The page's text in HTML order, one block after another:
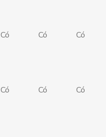
Có Có Có
Có Có Có